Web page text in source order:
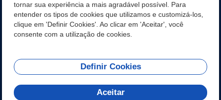
NOTÍCIAS
APLICATIVO
REDES SOCIAIS
tornar sua experiência a mais agradável possível. Para
entender os tipos de cookies que utilizamos e customizá-los,
clique em 'Definir Cookies'. Ao clicar em 'Aceitar', você
consente com a utilização de cookies.
Definir Cookies
Aceitar